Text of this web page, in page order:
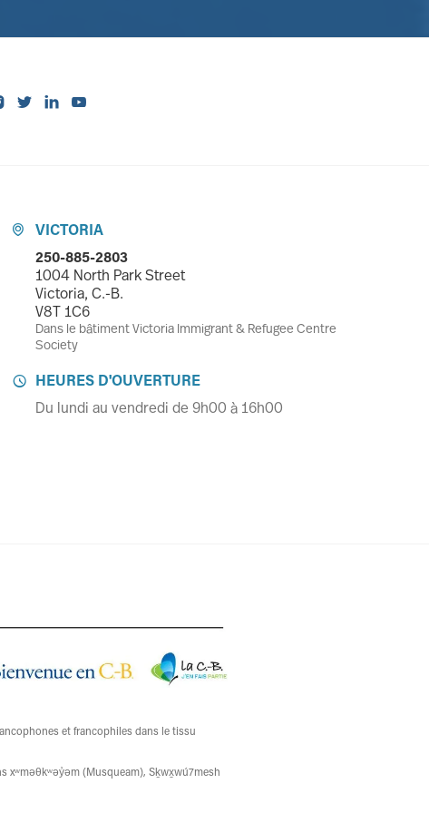
  

VICTORIA
250-885-2803
1004 North Park Street
Victoria, C.-B.
V8T 1C6
Dans le bâtiment Victoria Immigrant & Refugee Centre
Society

HEURES D'OUVERTURE
Du lundi au vendredi de 9h00 à 16h00
et francophiles dans le tissu
xʷməθkʷəy̓əm (Musqueam), Sḵwx̱wú7mesh